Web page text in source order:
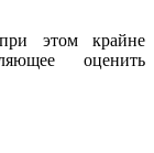
этом крайне
оценить